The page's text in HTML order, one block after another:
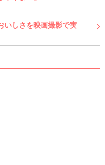
いしさを映画撮影で実